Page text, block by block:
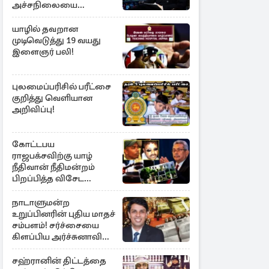
அச்சநிலையை
மையப்படுத்தி
ஜெயசங்கர் அறிக்கை
யாழில் தவறான
முடிவெடுத்து 19 வயது
இளைஞர் பலி!
புலமைப்பரிசில் பரீட்சை
குறித்து வெளியான
அறிவிப்பு!
கோட்டபய
ராஜபக்சவிற்கு யாழ்
நீதிவான் நீதிமன்றம்
பிறப்பித்த விசேட
உத்தரவு!
நாடாளுமன்ற
உறுப்பினரின் புதிய மாதச்
சம்பளம்! சர்ச்சையை
கிளப்பிய அர்ச்சுனாவின்
அறிக்கை
சஹ்ரானின் திட்டத்தை